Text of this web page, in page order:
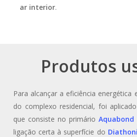
ar interior.
Produtos
Para alcançar a eficiência energética
do complexo residencial, foi
que consiste no primário Aquabond
ligação certa à superfície do